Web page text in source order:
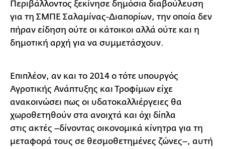
Περιβάλλοντος ξεκίνησε δημόσια διαβούλευση
για τη ΣΜΠΕ Σαλαμίνας-Διαπορίων, την οποία δεν
πήραν είδηση ούτε οι κάτοικοι αλλά ούτε και η
δημοτική αρχή για να συμμετάσχουν.
Επιπλέον, αν και το 2014 ο τότε υπουργός
Αγροτικής Ανάπτυξης και Τροφίμων είχε
ανακοινώσει πως οι υδατοκαλλιέργειες θα
χωροθετηθούν στα ανοιχτά και όχι δίπλα
στις ακτές –δίνοντας οικονομικά κίνητρα για τη
μεταφορά τους σε θεσμοθετημένες ζώνες–, αυτή